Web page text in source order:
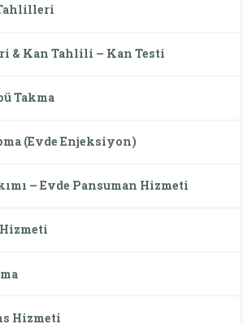
& Kan Tahlili – Kan Testi
Takma
(Evde Enjeksiyon)
– Evde Pansuman Hizmeti
Hizmeti